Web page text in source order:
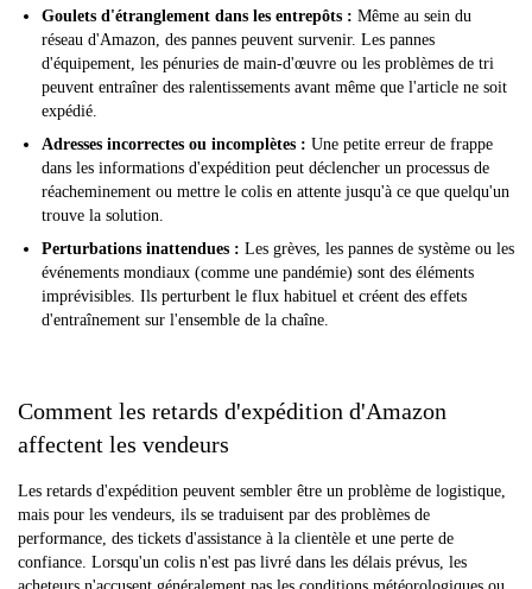
Goulets d'étranglement dans les entrepôts : Même au sein du
réseau d'Amazon, des pannes peuvent survenir. Les pannes
d'équipement, les pénuries de main-d'œuvre ou les problèmes de tri
peuvent entraîner des ralentissements avant même que l'article ne soit
expédié.
Adresses incorrectes ou incomplètes : Une petite erreur de frappe
dans les informations d'expédition peut déclencher un processus de
réacheminement ou mettre le colis en attente jusqu'à ce que quelqu'un
trouve la solution.
Perturbations inattendues : Les grèves, les pannes de système ou les
événements mondiaux (comme une pandémie) sont des éléments
imprévisibles. Ils perturbent le flux habituel et créent des effets
d'entraînement sur l'ensemble de la chaîne.
Comment les retards d'expédition d'Amazon
affectent les vendeurs
Les retards d'expédition peuvent sembler être un problème de logistique,
mais pour les vendeurs, ils se traduisent par des problèmes de
performance, des tickets d'assistance à la clientèle et une perte de
confiance. Lorsqu'un colis n'est pas livré dans les délais prévus, les